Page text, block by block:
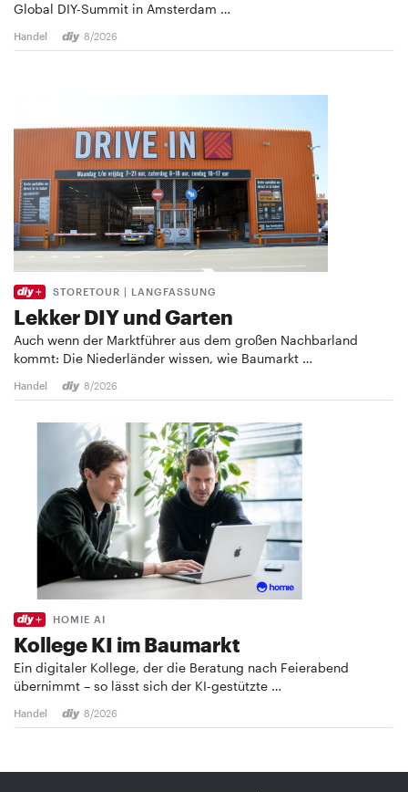
Global DIY-Summit in Amsterdam …
Handel 8/2026
STORETOUR | LANGFASSUNG
Lekker DIY und Garten
Auch wenn der Marktführer aus dem großen Nachbarland
kommt: Die Niederländer wissen, wie Baumarkt …
Handel 8/2026
HOMIE AI
Kollege KI im Baumarkt
Ein digitaler Kollege, der die Beratung nach Feierabend
übernimmt – so lässt sich der KI-gestützte …
Handel 8/2026